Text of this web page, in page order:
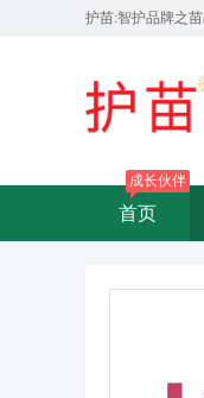
护苗:智护品牌之
首页
成长伙伴